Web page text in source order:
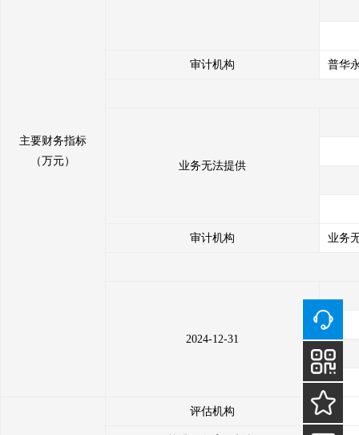
主要财务指标
（万元）
审计机构 普华
业务无法提供
审计机构 业务
2024-12-31
评估机构